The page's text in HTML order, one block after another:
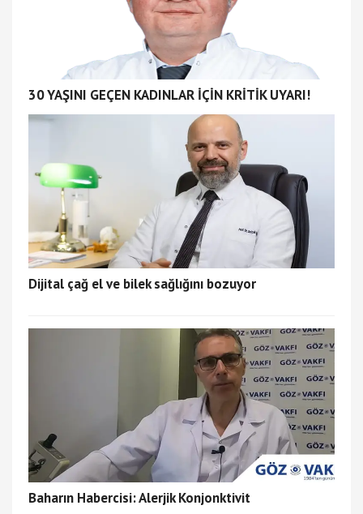
30 YAŞINI GEÇEN KADINLAR İÇİN KRİTİK UYARI!
Dijital çağ el ve bilek sağlığını bozuyor
Baharın Habercisi: Alerjik Konjonktivit